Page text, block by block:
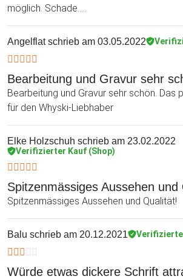
möglich. Schade.....
Angelflatschrieb am 03.05.2022
Bearbeitung und Gravur sehr
Bearbeitung und Gravur sehr schön. Das
für den Whyski-Liebhaber
Elke Holzschuh schrieb am 23.02.2022
Verifizierter Kauf (Shop)
Spitzenmässiges Aussehen und
Spitzenmässiges Aussehen und Qualität!
Balu schrieb am 20.12.2021
Würde etwas dickere Schrift